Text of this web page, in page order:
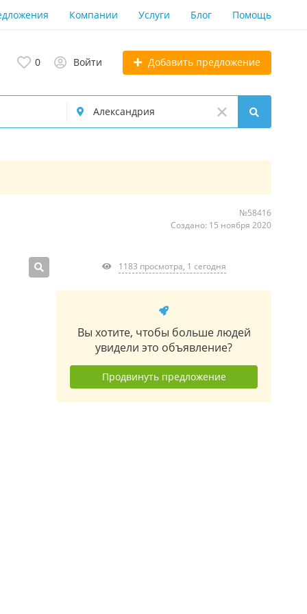
Компании Услуги Блог Помощь
0 Войти Добавить предложение
№58416
Создано: 15 ноября 2020
1183 просмотра, 1 сегодня
Вы хотите, чтобы больше людей
увидели это объявление?
Продвинуть предложение